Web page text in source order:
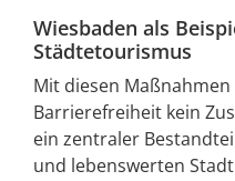
Wiesbaden als
Städtetourismus
Mit diesen
Barrierefreiheit kein
ein zentraler
und lebenswerten